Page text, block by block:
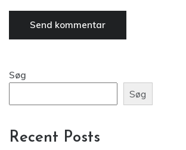
Søg
Søg
Recent Posts